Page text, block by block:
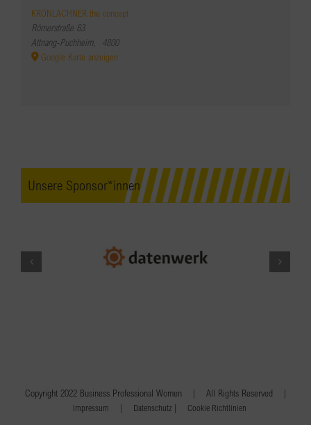
KRONLACHNER the concept
Römerstraße 63
Attnang-Puchheim,
4800
Google Karte anzeigen
Unsere Sponsor*innen
Copyright 2022 Business Professional Women | All Rights Reserved |
Impressum | Datenschutz | Cookie Richtlinien